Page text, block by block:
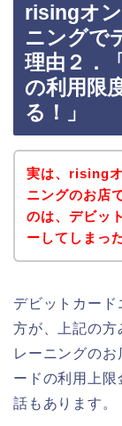
risingオ
ニングで
理由２．
の利用限
る！」
実は、rising
ニングのお店
のは、デビッ
ーしてしまっ
デビットカー
方が、上記の方
レーニングの
ードの利用上限
話もあります。